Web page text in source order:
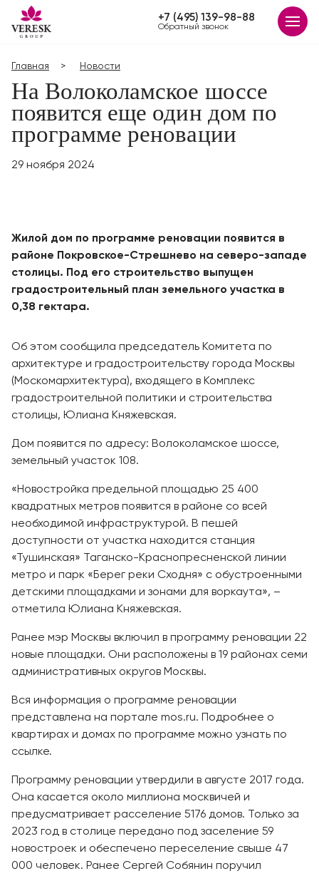
+7 (495) 139-98-88
Обратный звонок
Главная Новости
На Волоколамское шоссе
появится еще один дом по
программе реновации
29 ноября 2024
Жилой дом по программе реновации появится в
районе Покровское-Стрешнево на северо-западе
столицы. Под его строительство выпущен
градостроительный план земельного участка в
0,38 гектара.
Об этом сообщила председатель Комитета по
архитектуре и градостроительству города Москвы
(Москомархитектура), входящего в Комплекс
градостроительной политики и строительства
столицы, Юлиана Княжевская.
Дом появится по адресу: Волоколамское шоссе,
земельный участок 108.
«Новостройка предельной площадью 25 400
квадратных метров появится в районе со всей
необходимой инфраструктурой. В пешей
доступности от участка находится станция
«Тушинская» Таганско-Краснопресненской линии
метро и парк «Берег реки Сходня» с обустроенными
детскими площадками и зонами для воркаута», –
отметила Юлиана Княжевская.
Ранее мэр Москвы включил в программу реновации 22
новые площадки. Они расположены в 19 районах семи
административных округов Москвы.
Вся информация о программе реновации
представлена на портале mos.ru. Подробнее о
квартирах и домах по программе можно узнать по
ссылке.
Программу реновации утвердили в августе 2017 года.
Она касается около миллиона москвичей и
предусматривает расселение 5176 домов. Только за
2023 год в столице передано под заселение 59
новостроек и обеспечено переселение свыше 47
000 человек. Ранее Сергей Собянин поручил